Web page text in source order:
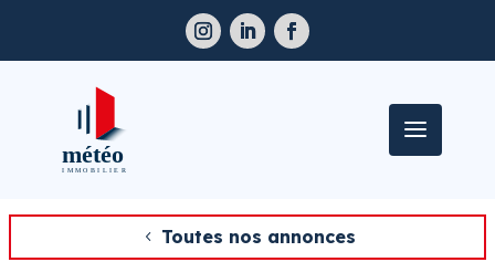
Toutes nos annonces